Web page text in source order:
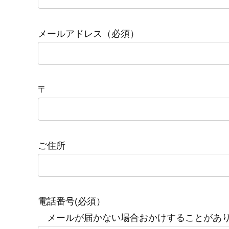
メールアドレス（必須）
〒
ご住所
電話番号(必須）
メールが届かない場合おかけすることがあ